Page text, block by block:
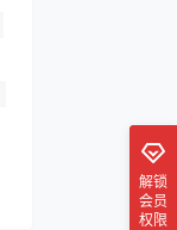
解锁
会员
权限